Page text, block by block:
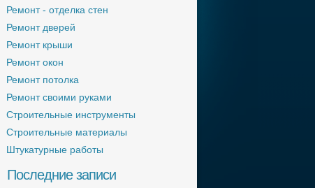
Ремонт - отделка стен
Ремонт дверей
Ремонт крыши
Ремонт окон
Ремонт потолка
Ремонт своими руками
Строительные инструменты
Строительные материалы
Штукатурные работы
Последние записи